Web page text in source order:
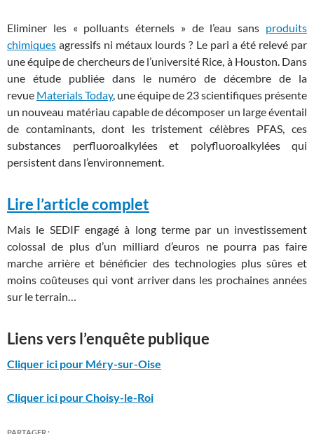
Eliminer les « polluants éternels » de l’eau sans produits
chimiques agressifs ni métaux lourds ? Le pari a été relevé par
une équipe de chercheurs de l’université Rice, à Houston. Dans
une étude publiée dans le numéro de décembre de la
revue Materials Today, une équipe de 23 scientifiques présente
un nouveau matériau capable de décomposer un large éventail
de contaminants, dont les tristement célèbres PFAS, ces
substances perfluoroalkylées et polyfluoroalkylées qui
persistent dans l’environnement.
Lire l’article complet
Mais le SEDIF engagé à long terme par un investissement
colossal de plus d’un milliard d’euros ne pourra pas faire
marche arrière et bénéficier des technologies plus sûres et
moins coûteuses qui vont arriver dans les prochaines années
sur le terrain…
Liens vers l’enquête publique
Cliquer ici pour Méry-sur-Oise
Cliquer ici pour Choisy-le-Roi